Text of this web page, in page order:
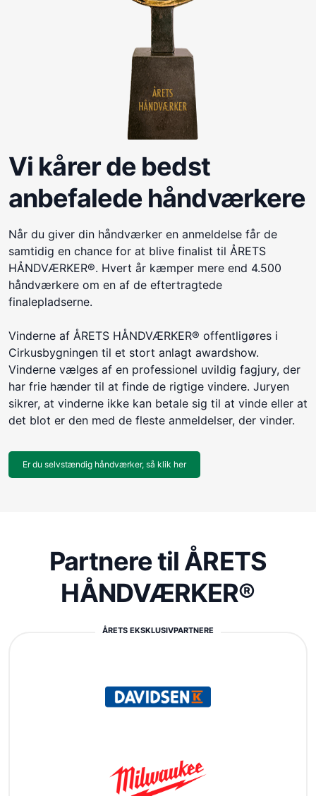
Vi kårer de bedst
anbefalede håndværkere
Når du giver din håndværker en anmeldelse får de
samtidig en chance for at blive finalist til ÅRETS
HÅNDVÆRKER®. Hvert år kæmper mere end 4.500
håndværkere om en af de eftertragtede
finalepladserne.
Vinderne af ÅRETS HÅNDVÆRKER® offentligøres i
Cirkusbygningen til et stort anlagt awardshow.
Vinderne vælges af en professionel uvildig fagjury, der
har frie hænder til at finde de rigtige vindere. Juryen
sikrer, at vinderne ikke kan betale sig til at vinde eller at
det blot er den med de fleste anmeldelser, der vinder.
Er du selvstændig håndværker, så klik her
Partnere til ÅRETS
HÅNDVÆRKER®
ÅRETS EKSKLUSIVPARTNERE